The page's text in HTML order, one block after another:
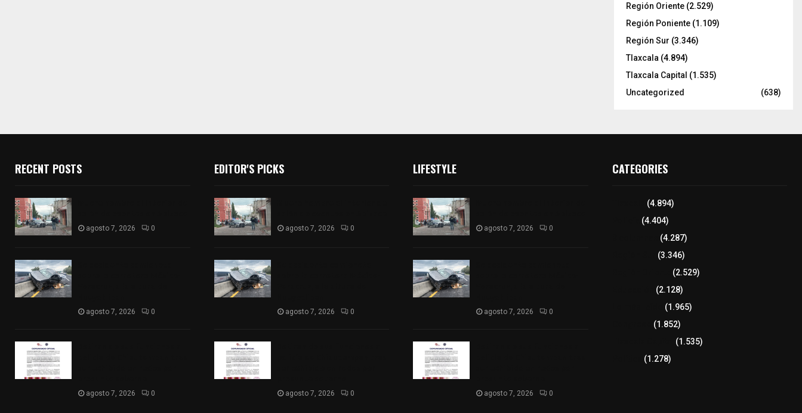
Región Oriente (2.529)
Región Poniente (1.109)
Región Sur (3.346)
Tlaxcala (4.894)
Tlaxcala Capital (1.535)
Uncategorized
(638)
RECENT POSTS
agosto 7, 2026 0
agosto 7, 2026 0
agosto 7, 2026 0
EDITOR'S PICKS
agosto 7, 2026 0
agosto 7, 2026 0
agosto 7, 2026 0
LIFESTYLE
agosto 7, 2026 0
agosto 7, 2026 0
agosto 7, 2026 0
CATEGORIES
(4.894)
(4.404)
(4.287)
(3.346)
(2.529)
(2.128)
(1.965)
(1.852)
(1.535)
(1.278)